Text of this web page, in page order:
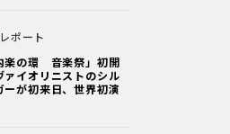
レポート
楽の環 音楽祭」初開
ァイオリニストのシル
ーが初来日、世界初演